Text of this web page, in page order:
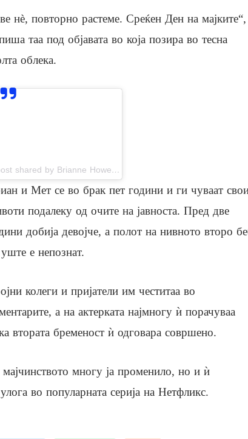
нè, ​​повторно растеме. Среќен Ден на мајките“,
таа под објавата во која позира во тесна
облека.
A post shared by Brianne Howey (@briannehowey)
и Мет се во брак пет години и ги чуваат
подалеку од очите на јавноста. Пред две
добија девојче, а полот на нивното второ
е непознат.
колеги и пријатели им честитаа во
а на актерката најмногу ѝ порачуваа
втората бременост ѝ одговара совршено.
многу ја променило, но и ѝ
во популарната серија на Нетфликс.